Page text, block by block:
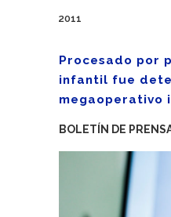
2011
Procesado por
infantil fue
megaoperativo
BOLETÍN DE